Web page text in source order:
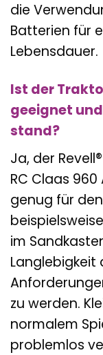
die
Batterien für
Lebensdauer.
Ist der
geeignet
stand?
Ja, der
RC Claas
genug für den
im
Langlebigkeit
zu werden.
normalem
problemlos